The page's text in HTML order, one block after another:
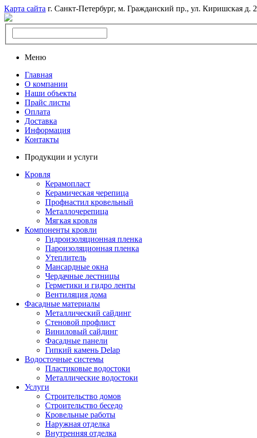
Карта сайта г. Санкт-Петербург, м. Гражданский пр., ул. Киришская д. 2
Меню
Главная
О компании
Наши объекты
Прайс листы
Оплата
Доставка
Информация
Контакты
Продукции и услуги
Кровля
Керамопласт
Керамическая черепица
Профнастил кровельный
Металлочерепица
Мягкая кровля
Компоненты кровли
Гидроизоляционная пленка
Пароизоляционная пленка
Утеплитель
Мансардные окна
Чердачные лестницы
Герметики и гидро ленты
Вентиляция дома
Фасадные материалы
Металлический сайдинг
Стеновой профлист
Виниловый сайдинг
Фасадные панели
Гипкий камень Delap
Водосточные системы
Пластиковые водостоки
Металлические водостоки
Услуги
Строительство домов
Строительство беседо
Кровельные работы
Наружная отделка
Внутренняя отделка